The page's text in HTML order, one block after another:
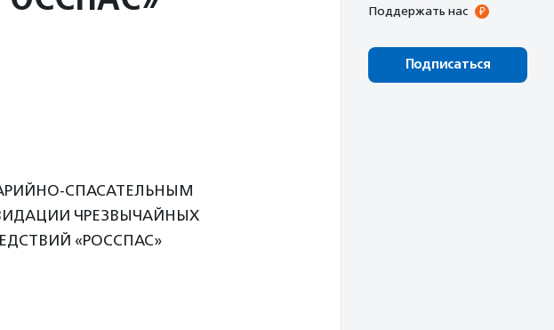
СПАСАТЕЛЬНЫМ
ЧРЕЗВЫЧАЙНЫХ
«РОССПАС»
Поддержать нас
Подписаться